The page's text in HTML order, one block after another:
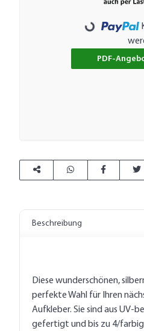
Loading...
PDF-
Beschreibung
Diese wunderschönen,
perfekte Wahl für Ihren
Aufkleber. Sie sind aus UV-
gefertigt und bis zu 4/